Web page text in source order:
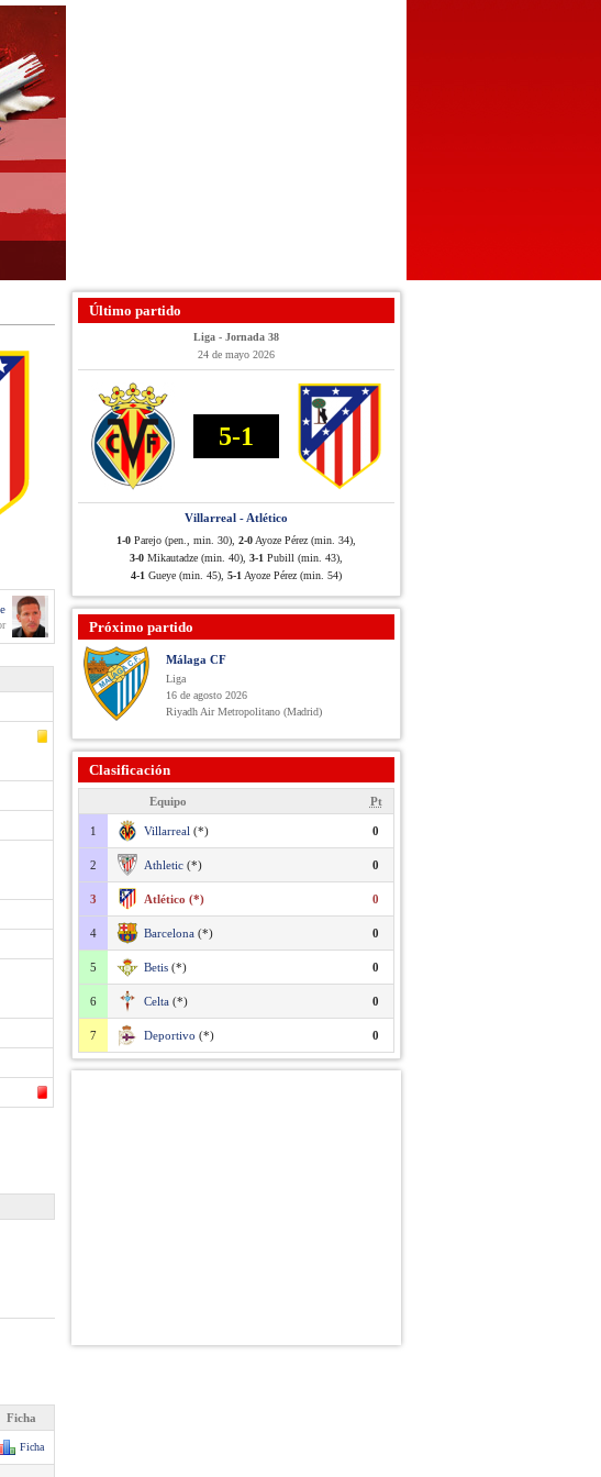
Ficha
Ficha
Último partido
Liga - Jornada 38
24 de mayo 2026
5-1
Villarreal - Atlético
1-0 Parejo (pen., min. 30), 2-0 Ayoze Pérez (min. 34),
3-0 Mikautadze (min. 40), 3-1 Pubill (min. 43),
4-1 Gueye (min. 45), 5-1 Ayoze Pérez (min. 54)
Próximo partido
Málaga CF
Liga
16 de agosto 2026
Riyadh Air Metropolitano (Madrid)
Clasificación
Equipo Pt
1 Villarreal (*) 0
2 Athletic (*) 0
3 Atlético (*) 0
4 Barcelona (*) 0
5 Betis (*) 0
6 Celta (*) 0
7 Deportivo (*) 0